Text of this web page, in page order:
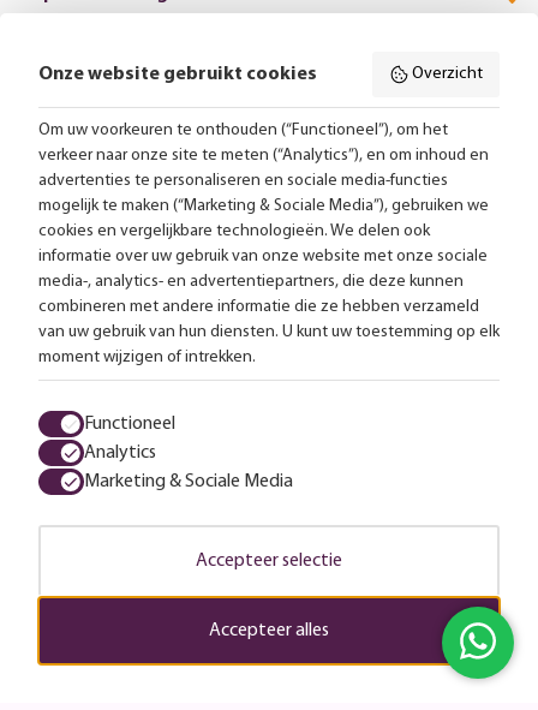
Gratis bezorging vanaf 99,-
Advies op maat
Meer dan 25.000 lampen op voorraad
4.57 uit 2853 reviews
Alle prijzen zijn inclusief btw en exclusief eventuele verzendkosten.
© 2026 LampenTotaal
Algemene voorwaarden Privacy statement
Onze website gebruikt cookies Overzicht
Om uw voorkeuren te onthouden (“Functioneel”), om het
verkeer naar onze site te meten (“Analytics”), en om inhoud en
advertenties te personaliseren en sociale media-functies
mogelijk te maken (“Marketing & Sociale Media”), gebruiken we
cookies en vergelijkbare technologieën. We delen ook
informatie over uw gebruik van onze website met onze sociale
media-, analytics- en advertentiepartners, die deze kunnen
combineren met andere informatie die ze hebben verzameld
van uw gebruik van hun diensten. U kunt uw toestemming op elk
moment wijzigen of intrekken.
Functioneel
Analytics
Marketing & Sociale Media
Accepteer selectie
Accepteer alles